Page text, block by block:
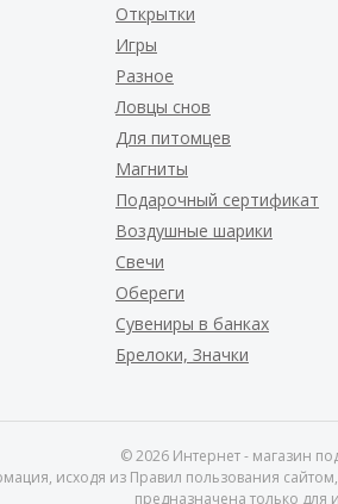
Открытки
Игры
Разное
Ловцы снов
Для питомцев
Магниты
Подарочный сертификат
Воздушные шарики
Свечи
Обереги
Сувениры в банках
Брелоки, Значки
© 2026 Интернет - магазин
исходя из Правил пользования
предназначена только для